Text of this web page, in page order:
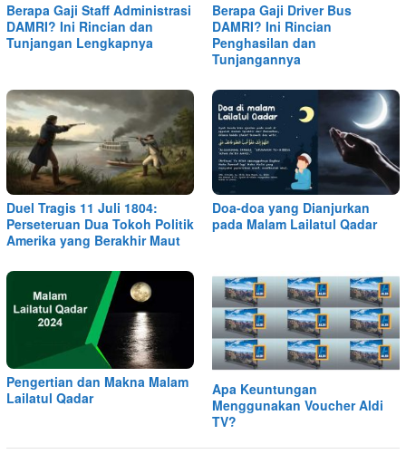
Berapa Gaji Staff Administrasi
DAMRI? Ini Rincian dan
Tunjangan Lengkapnya
Berapa Gaji Driver Bus
DAMRI? Ini Rincian
Penghasilan dan
Tunjangannya
Duel Tragis 11 Juli 1804:
Perseteruan Dua Tokoh Politik
Amerika yang Berakhir Maut
Doa-doa yang Dianjurkan
pada Malam Lailatul Qadar
Pengertian dan Makna Malam
Lailatul Qadar
Apa Keuntungan
Menggunakan Voucher Aldi
TV?